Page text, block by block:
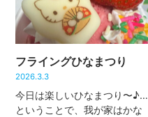
ま […]
フライングひなまつり
2026.3.3
今日は楽しいひなまつり〜♪…
ということで、我が家はかな